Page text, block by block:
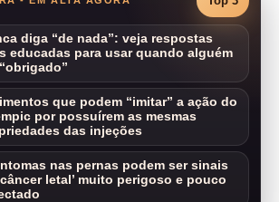
diga “de nada”: veja respostas
educadas para usar quando alguém
que podem “imitar” a ação do
por possuírem as mesmas
das injeções
nas pernas podem ser sinais
letal’ muito perigoso e pouco